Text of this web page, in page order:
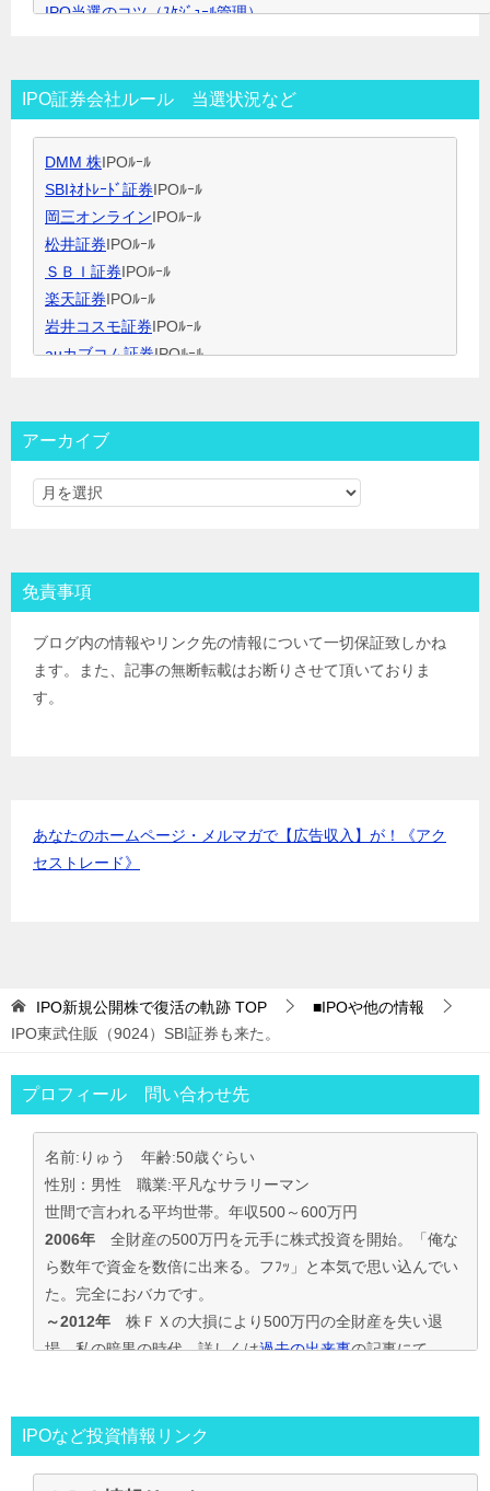
まIPO当選のコツ（ｽｹｼﾞｭｰﾙ管理）
IPO当選のコツ（無理なく継続）
IPO閑散期、空白期間の過ごし方
IPO証券会社ルール 当選状況など
DMM 株IPOﾙｰﾙ
SBIﾈｵﾄﾚｰﾄﾞ証券IPOﾙｰﾙ
岡三オンラインIPOﾙｰﾙ
松井証券IPOﾙｰﾙ
ＳＢＩ証券IPOﾙｰﾙ
楽天証券IPOﾙｰﾙ
岩井コスモ証券IPOﾙｰﾙ
auカブコム証券IPOﾙｰﾙ
三菱ＵＦＪ証券
みずほ証券IPOﾙｰﾙ
ＳＭＢＣ日興証券
岡三証券IPOﾙｰﾙ
ＧＭＯクリック証券
アイザワ証券IPOﾙｰﾙ
むさし証券
IPOﾙｰﾙ
マネックス証券
アーカイブ
免責事項
ブログ内の情報やリンク先の情報について一切保証致しかね
ます。また、記事の無断転載はお断りさせて頂いておりま
す。
あなたのホームページ・メルマガで【広告収入】が！《アク
セストレード》
IPO新規公開株で復活の軌跡 TOP
■IPOや他の情報
IPO東武住販（9024）SBI証券も来た。
プロフィール 問い合わせ先
名前:りゅう 年齢:50歳ぐらい
性別：男性 職業:平凡なサラリーマン
世間で言われる平均世帯。年収500～600万円
2006年 全財産の500万円を元手に株式投資を開始。「俺な
ら数年で資金を数倍に出来る。フﾌｯ」と本気で思い込んでい
た。完全におバカです。
～2012年 株ＦＸの大損により500万円の全財産を失い退
場。私の暗黒の時代。詳しくは過去の出来事の記事にて
投資の王道は手堅くｺﾂｺﾂ長期間、実践して利益を積上げて行
く事と気付く。
IPO投資で毎年50万円ずつ増やす目標。
IPOなど投資情報リンク